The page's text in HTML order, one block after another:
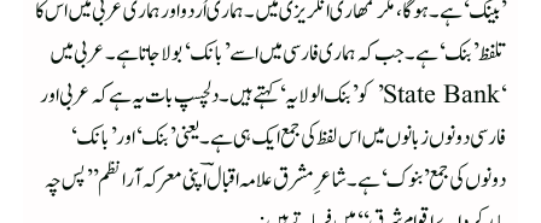
’بینک‘ ہے۔ ہوگا، مگر تمھاری انگریزی میں۔ ہماری اُردو اور ہماری عربی میں اس کا
تلفظ ’بنک‘ ہے۔ جب کہ ہماری فارسی میں اسے’بانک‘ بولا جاتا ہے۔ عربی میں
‘State Bank’ کو ’بنک الولایہ‘ کہتے ہیں۔ دلچسپ بات یہ ہے کہ عربی اور
فارسی دونوں زبانوں میں اس لفظ کی جمع ایک ہی ہے۔ یعنی ’بنک‘ اور ’بانک‘
دونوں کی جمع ’بنوک‘ ہے۔ شاعرِ مشرق علامہ اقبالؔ اپنی معرکہ آرا نظم ’’پس چہ